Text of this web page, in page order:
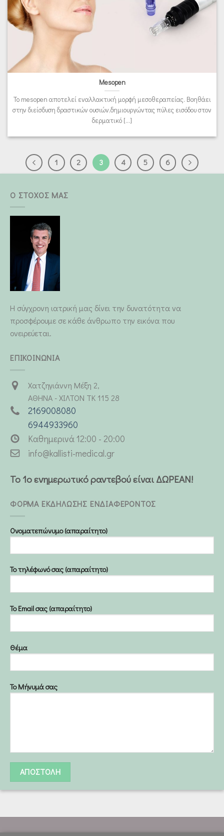
Ο ΣΤΟΧΟΣ ΜΑΣ
Η σύγχρονη ιατρική μας δίνει την δυνατότητα να
προσφέρουμε σε κάθε άνθρωπο την εικόνα που
ονειρεύεται.
ΕΠΙΚΟΙΝΩΝΙΑ
Χατζηγιάννη Μέξη 2,
ΑΘΗΝΑ - ΧΙΛΤΟΝ ΤΚ 115 28
2169008080
6944933960
Καθημερινά 12:00 - 20:00
info@kallisti-medical.gr
Το 1ο ενημερωτικό ραντεβού είναι ΔΩΡΕΑΝ!
ΦΟΡΜΑ ΕΚΔΗΛΩΣΗΣ ΕΝΔΙΑΦΕΡΟΝΤΟΣ
Ονοματεπώνυμο (απαραίτητο)
Το τηλέφωνό σας (απαραίτητο)
Το Email σας (απαραίτητο)
Θέμα
Το Μήνυμά σας
Mesopen
Το mesopen αποτελεί εναλλακτική μορφή μεσοθεραπείας. Βοηθάει
στην διείσδυση δραστικών ουσιών,δημιουργώντας πύλες εισόδου στον
δερματικό [...]
1 2 3 4 5 6